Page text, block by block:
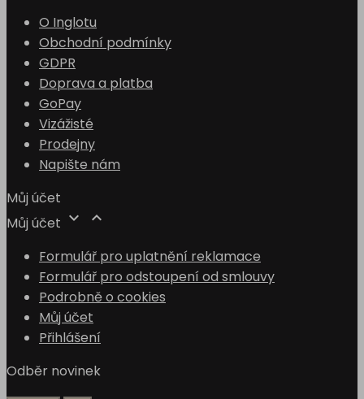
O Inglotu
Obchodní podmínky
GDPR
Doprava a platba
GoPay
Vizážisté
Prodejny
Napište nám
Můj účet
Můj účet  
Formulář pro uplatnění reklamace
Formulář pro odstoupení od smlouvy
Podrobně o cookies
Můj účet
Přihlášení
Odběr novinek